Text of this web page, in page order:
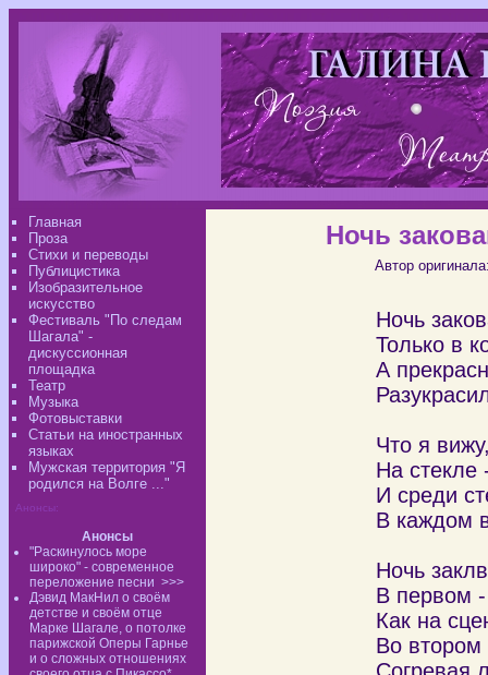
Главная
Проза
Стихи и переводы
Публицистика
Изобразительное
искусство
Фестиваль "По следам
Шагала" -
дискуссионная
площадка
Театр
Музыка
Фотовыставки
Статьи на иностранных
языках
Мужская территория "Я
родился на Волге ..."
Анонсы:
Анонсы
"Раскинулось море
широко" - современное
переложение песни >>>
Дэвид МакНил о своём
детстве и своём отце
Марке Шагале, о потолке
парижской Оперы Гарнье
и о сложных отношениях
Ночь
Автор
Ночь
Только в
А
Что я
На стекле
И среди
В каждом
Ночь
В первом -
Как на
Во втором